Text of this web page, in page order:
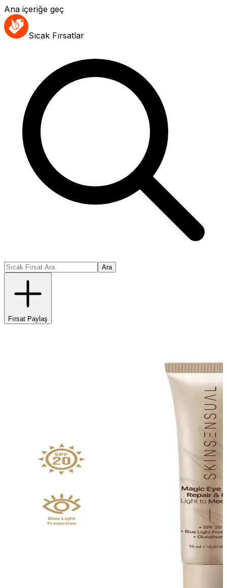
Ana içeriğe geç
Sıcak Fırsatlar
Ara
Fırsat Paylaş